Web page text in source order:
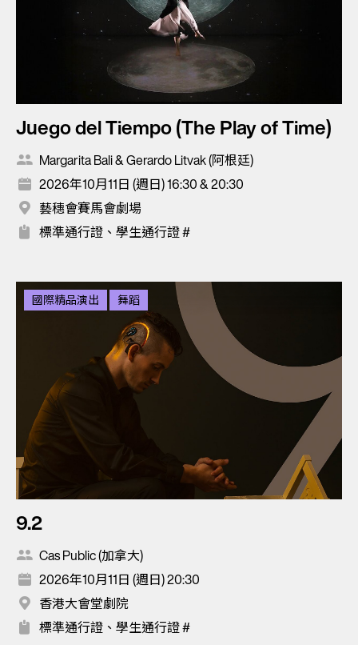
Juego del Tiempo (The Play of Time)
Margarita Bali & Gerardo Litvak (阿根廷)
2026年10月11日 (週日) 16:30 & 20:30
藝穗會賽馬會劇場
標準通行證、學生通行證 #
國際精品演出 舞蹈
9.2
Cas Public (加拿大)
2026年10月11日 (週日) 20:30
香港大會堂劇院
標準通行證、學生通行證 #